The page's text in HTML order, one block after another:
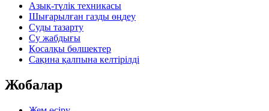
Азық-түлік техникасы
Шығарылған газды өңдеу
Суды тазарту
Су жабдығы
Қосалқы бөлшектер
Сақина қалпына келтірілді
Жобалар